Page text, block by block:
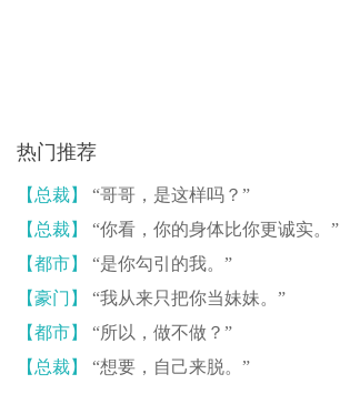
热门推荐
【总裁】
“哥哥，是这样吗？”
【总裁】
“你看，你的身体比你更诚实。”
【都市】
“是你勾引的我。”
【豪门】
“我从来只把你当妹妹。”
【都市】
“所以，做不做？”
【总裁】
“想要，自己来脱。”